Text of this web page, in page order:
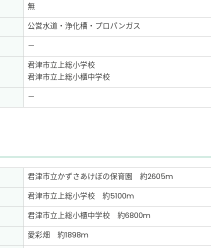
無
公営水道・浄化槽・プロパンガス
－
君津市立上総小学校
君津市立上総小櫃中学校
－
君津市立かずさあけぼの保育園 約2605m
君津市立上総小学校 約5100m
君津市立上総小櫃中学校 約6800m
愛彩畑 約1898m